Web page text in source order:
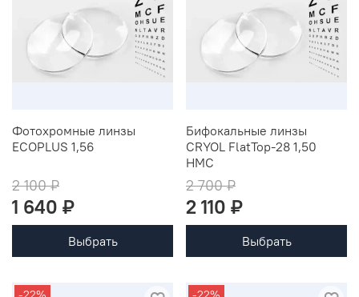
Фотохромные линзы
ECOPLUS 1,56
2 100 ₽
1 640 ₽
Выбрать
Бифокальные линзы
CRYOL FlatTop-28 1,50
HMC
2 700 ₽
2 110 ₽
Выбрать